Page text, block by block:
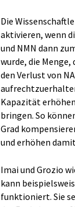
Die
aktivieren, wenn
und NMN dann
wurde, die
den Verlust von
Kapazität
bringen. So
Grad
und erhöhen
Imai und Grozio
kann
funktioniert. Sie